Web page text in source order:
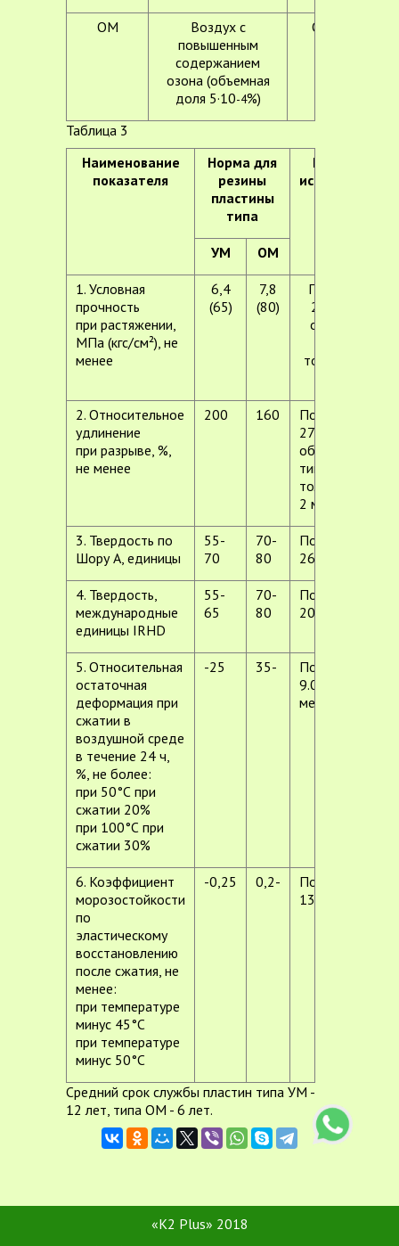
ОМ
Воздух с
повышенным
содержанием
озона (объемная
доля 5·10-4%)
От -55 до
Таблица 3
Наименование
показателя
Норма для
резины
пластины
типа
Метод
испытания
УМ ОМ
1. Условная
прочность
при растяжении,
МПа (кгс/см²), не
менее
6,4
(65)
7,8
(80)
По ГОСТ
270-75,
образец
толщиной
2. Относительное
удлинение
при разрыве, %,
не менее
200 160
По ГОСТ
270-75,
образец
типа 1
толщиной
2 мм
3. Твердость по
Шору А, единицы
55-
70
70-
80
По ГОСТ
263-75
4. Твердость,
международные
единицы IRHD
55-
65
70-
80
По ГОСТ
20403-75
5. Относительная
остаточная
деформация при
сжатии в
воздушной среде
в течение 24 ч,
%, не более:
при 50°С при
сжатии 20%
при 100°С при
сжатии 30%
-25 35-
По ГОСТ
9.029-74,
метод Б
6. Коэффициент
морозостойкости
по
эластическому
восстановлению
после сжатия, не
менее:
при температуре
минус 45°C
при температуре
минус 50°С
-0,25 0,2-
По ГОСТ
13808-79
Средний срок службы пластин типа УМ -
12 лет, типа ОМ - 6 лет.
«K2 Plus» 2018